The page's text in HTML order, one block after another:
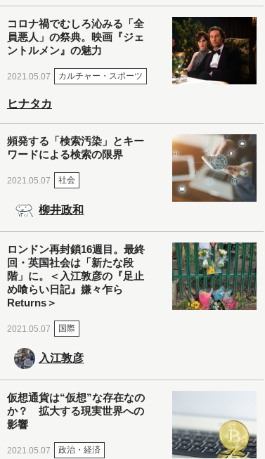
コロナ禍でむしろ沁みる「全
員悪人」の祭典。映画『ジェ
ントルメン』の魅力
2021.05.07 カルチャー・スポーツ
ヒナタカ
頻発する「検索汚染」とキー
ワードによる検索の限界
2021.05.07 社会
柳井政和
ロンドン再封鎖16週目。最終
回・英国社会は「新たな段
階」に。＜入江敦彦の『足止
め喰らい日記』嫌々乍ら
Returns＞
2021.05.07 国際
入江敦彦
仮想通貨は“仮想”な存在なの
か？ 拡大する現実世界への
影響
2021.05.07 政治・経済